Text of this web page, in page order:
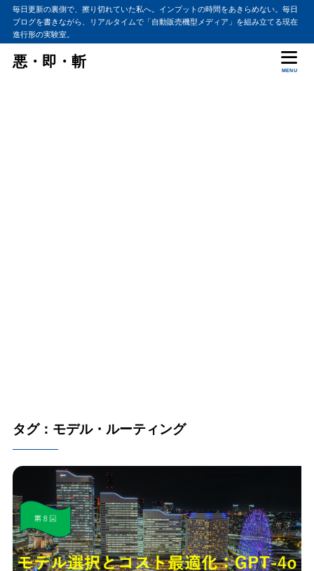
毎日更新の裏側で、擦り切れていた私へ。インプットの時間をあきらめない。毎日
ブログを書きながら、リアルタイムで「自動販売機型メディア」を組み立てる現在
進行形の実験室。
悪・即・斬
MENU
タグ：モデル・ルーティング